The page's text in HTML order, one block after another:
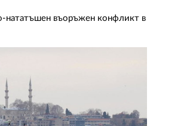
нататъшен въоръжен конфликт в